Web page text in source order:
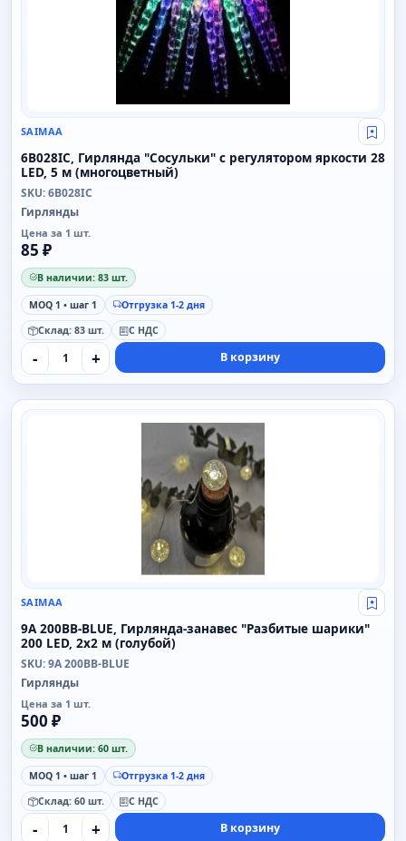
SAIMAA Свой
6B028IC, Гирлянда "Сосульки" с регулятором яркости 28
LED, 5 м (многоцветный)
SKU: 6B028IC
Гирлянды
Цена за 1 шт.
85 ₽
В наличии: 83 шт.
MOQ 1 • шаг 1
Отгрузка 1-2 дня
Склад: 83 шт.
С НДС
- + В корзину
SAIMAA
SAIMAA Свой
9A 200BB-BLUE, Гирлянда-занавес "Разбитые шарики"
200 LED, 2x2 м (голубой)
SKU: 9A 200BB-BLUE
Гирлянды
Цена за 1 шт.
500 ₽
В наличии: 60 шт.
MOQ 1 • шаг 1
Отгрузка 1-2 дня
Склад: 60 шт.
С НДС
- + В корзину